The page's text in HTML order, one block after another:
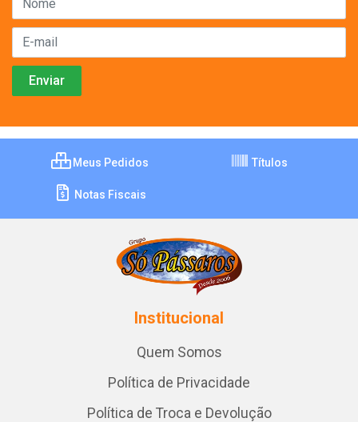
Meus Pedidos Títulos
Notas Fiscais
Institucional
Quem Somos
Política de Privacidade
Política de Troca e Devolução